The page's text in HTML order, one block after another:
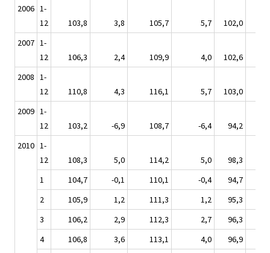
2006 1-
12
103,8 3,8 105,7 5,7 102,0
2007 1-
12
106,3 2,4 109,9 4,0 102,6
2008 1-
12
110,8 4,3 116,1 5,7 103,0
2009 1-
12
103,2 -6,9 108,7 -6,4 94,2
2010 1-
12
108,3 5,0 114,2 5,0 98,3
1
104,7 -0,1 110,1 -0,4 94,7
2
105,9 1,2 111,3 1,2 95,3
3
106,2 2,9 112,3 2,7 96,3
4
106,8 3,6 113,1 4,0 96,9